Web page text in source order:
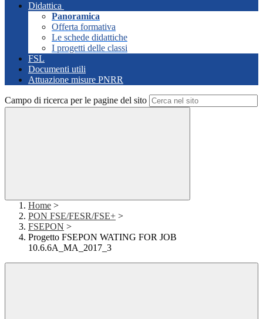
Didattica
Panoramica
Offerta formativa
Le schede didattiche
I progetti delle classi
FSL
Documenti utili
Attuazione misure PNRR
Campo di ricerca per le pagine del sito
Home >
PON FSE/FESR/FSE+ >
FSEPON >
Progetto FSEPON WATING FOR JOB
10.6.6A_MA_2017_3